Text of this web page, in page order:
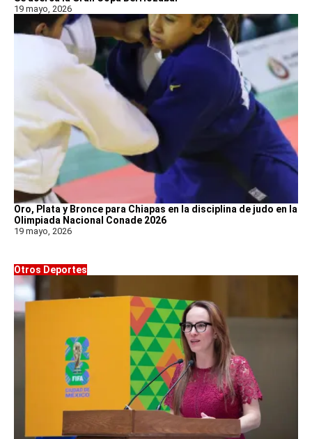
19 mayo, 2026
Oro, Plata y Bronce para Chiapas en la disciplina de judo en la
Olimpiada Nacional Conade 2026
19 mayo, 2026
Otros Deportes